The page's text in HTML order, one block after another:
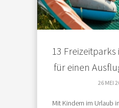
13 Freizeitparks
für einen
26 MEI
Mit Kindern im Urlaub